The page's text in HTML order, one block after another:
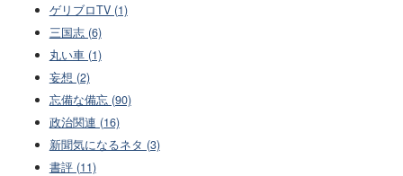
ゲリブロTV (1)
三国志 (6)
丸い車 (1)
妄想 (2)
忘備な備忘 (90)
政治関連 (16)
新聞気になるネタ (3)
書評 (11)